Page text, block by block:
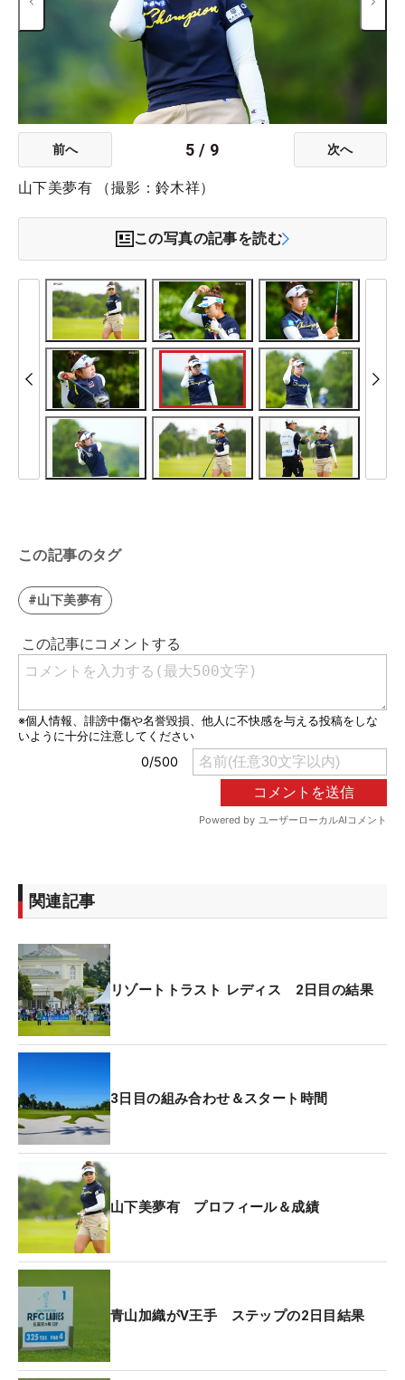
前へ 5 / 9 次へ
山下美夢有 （撮影：鈴木祥）
この写真の記事を読む
この記事のタグ
#山下美夢有
関連記事
リゾートトラスト レディス 2日目の結果
3日目の組み合わせ＆スタート時間
山下美夢有 プロフィール＆成績
青山加織がV王手 ステップの2日目結果